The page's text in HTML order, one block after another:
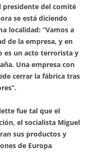
presidente del comité
se está diciendo
localidad: “Vamos a
de la empresa, y en
es un acto terrorista y
Una empresa con
cerrar la fábrica tras
fue tal que el
el socialista Miguel
sus productos y
de Europa